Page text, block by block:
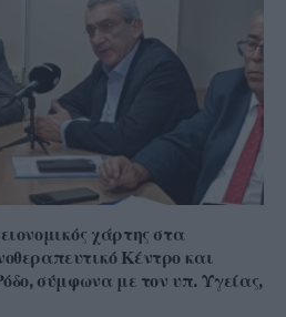
χάρτης στα
Κέντρο και
σύμφωνα με τον υπ. Υγείας,